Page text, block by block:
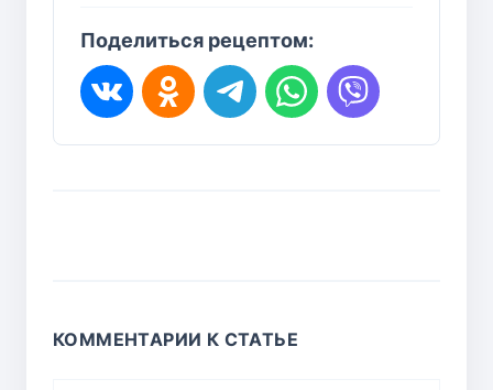
Поделиться рецептом:
КОММЕНТАРИИ К СТАТЬЕ